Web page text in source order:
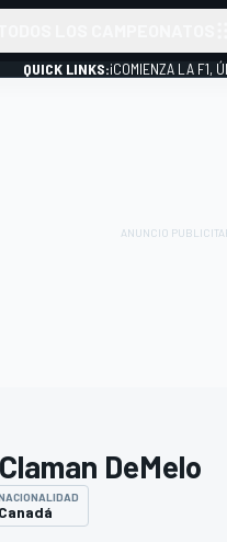
QUICK LINKS:¡COMIENZA LA F1,
DeMelo
Canadá